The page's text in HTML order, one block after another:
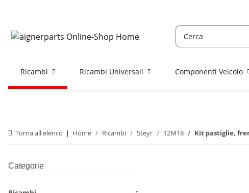
Ricambi Ricambi Universali Componenti Veicolo
Torna all'elenco Home Ricambi Steyr 12M18 Kit pastiglie,
Categorie